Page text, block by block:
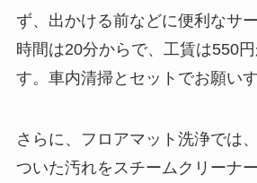
ず、出かける前などに便利なサ
時間は20分からで、工賃は550
す。車内清掃とセットでお願い
さらに、フロアマット洗浄では
ついた汚れをスチームクリーナ